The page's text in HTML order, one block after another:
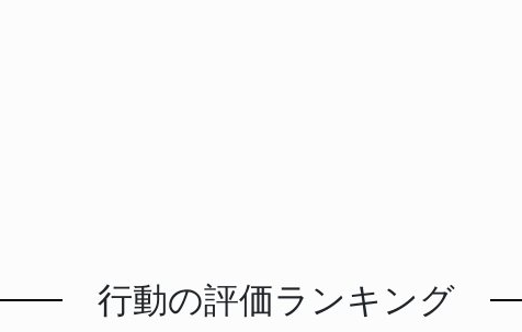
行動の評価ランキング